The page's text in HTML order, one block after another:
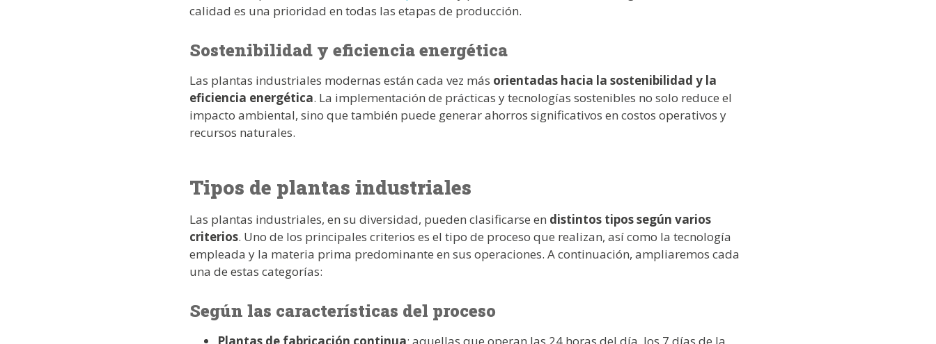
calidad es una prioridad en todas las etapas de producción.
Sostenibilidad y eficiencia energética
Las plantas industriales modernas están cada vez más orientadas hacia la sostenibilidad y la
eficiencia energética. La implementación de prácticas y tecnologías sostenibles no solo reduce el
impacto ambiental, sino que también puede generar ahorros significativos en costos operativos y
recursos naturales.
Tipos de plantas industriales
Las plantas industriales, en su diversidad, pueden clasificarse en distintos tipos según varios
criterios. Uno de los principales criterios es el tipo de proceso que realizan, así como la tecnología
empleada y la materia prima predominante en sus operaciones. A continuación, ampliaremos cada
una de estas categorías:
Según las características del proceso